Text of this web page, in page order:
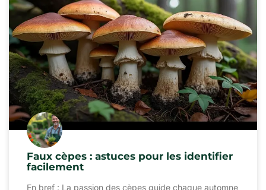
Faux cèpes : astuces pour les identifier
facilement
En bref : La passion des cèpes guide chaque automne